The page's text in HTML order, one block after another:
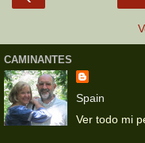
CAMINANTES
Spain
Ver todo mi